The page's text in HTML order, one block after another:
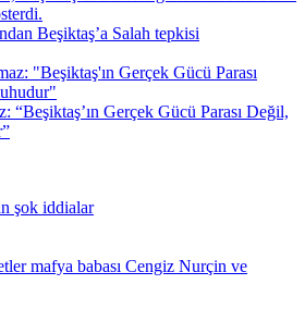
Beşiktaş’a Salah tepkisi
“Beşiktaş’ın Gerçek Gücü Parası Değil,
şok iddialar
mafya babası Cengiz Nurçin ve